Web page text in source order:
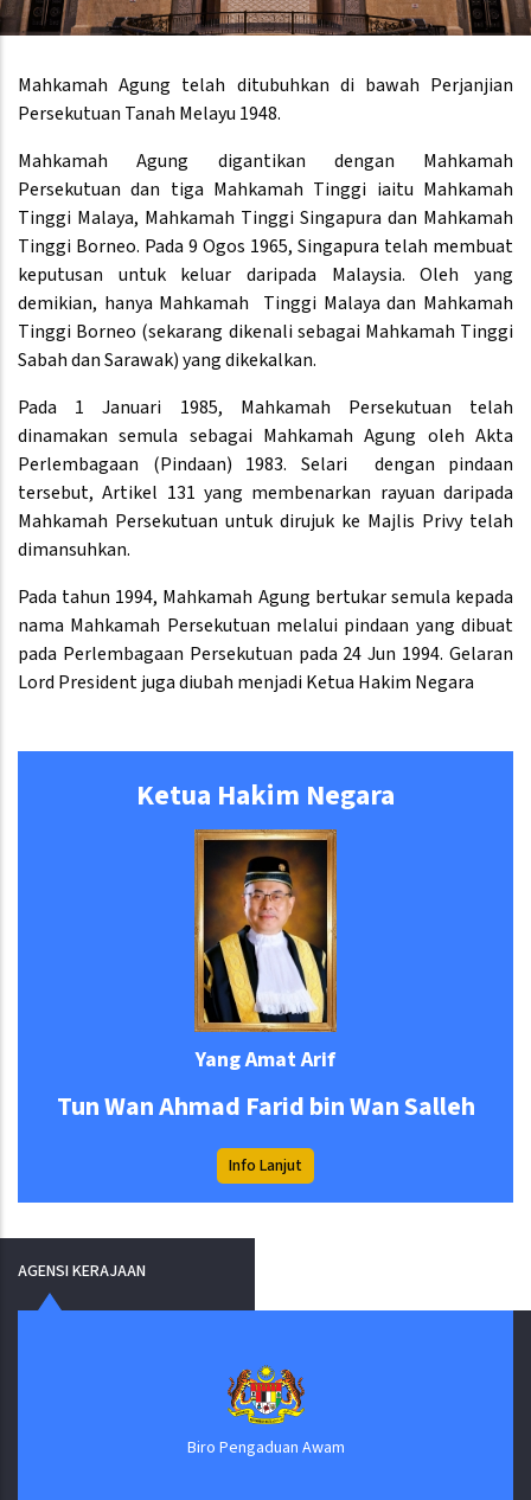
Mahkamah Agung telah ditubuhkan di bawah Perjanjian
Persekutuan Tanah Melayu 1948.
Mahkamah Agung digantikan dengan Mahkamah
Persekutuan dan tiga Mahkamah Tinggi iaitu Mahkamah
Tinggi Malaya, Mahkamah Tinggi Singapura dan Mahkamah
Tinggi Borneo. Pada 9 Ogos 1965, Singapura telah membuat
keputusan untuk keluar daripada Malaysia. Oleh yang
demikian, hanya Mahkamah Tinggi Malaya dan Mahkamah
Tinggi Borneo (sekarang dikenali sebagai Mahkamah Tinggi
Sabah dan Sarawak) yang dikekalkan.
Pada 1 Januari 1985, Mahkamah Persekutuan telah
dinamakan semula sebagai Mahkamah Agung oleh Akta
Perlembagaan (Pindaan) 1983. Selari dengan pindaan
tersebut, Artikel 131 yang membenarkan rayuan daripada
Mahkamah Persekutuan untuk dirujuk ke Majlis Privy telah
dimansuhkan.
Pada tahun 1994, Mahkamah Agung bertukar semula kepada
nama Mahkamah Persekutuan melalui pindaan yang dibuat
pada Perlembagaan Persekutuan pada 24 Jun 1994. Gelaran
Lord President juga diubah menjadi Ketua Hakim Negara
Ketua Hakim Negara
Yang Amat Arif
Tun Wan Ahmad Farid bin Wan Salleh
Info Lanjut
AGENSI KERAJAAN
Biro Pengaduan Awam